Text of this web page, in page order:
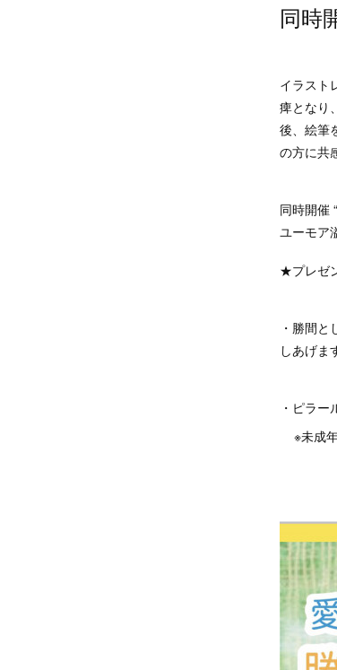
同時
イラスト
痺となり
後、絵筆
の方に共
同時開催
ユーモア
★プレゼ
・勝間
しあげま
・ピラ
※未成年